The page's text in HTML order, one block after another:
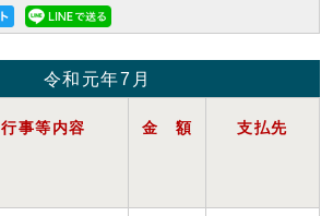
令和元年7月
行事等内容 金 額 支払先